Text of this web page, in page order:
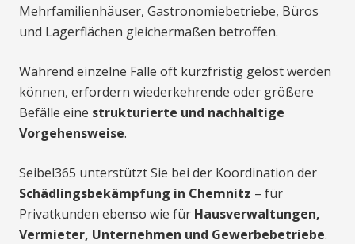
Mehrfamilienhäuser, Gastronomiebetriebe, Büros
und Lagerflächen gleichermaßen betroffen.
Während einzelne Fälle oft kurzfristig gelöst werden
können, erfordern wiederkehrende oder größere
Befälle eine strukturierte und nachhaltige
Vorgehensweise.
Seibel365 unterstützt Sie bei der Koordination der
Schädlingsbekämpfung in Chemnitz – für
Privatkunden ebenso wie für Hausverwaltungen,
Vermieter, Unternehmen und Gewerbebetriebe.